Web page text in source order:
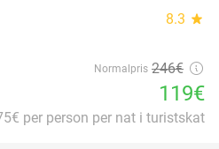
8.3 star
Normalpris 246€
119€
per person per nat i turistskat